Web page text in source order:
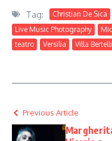
Tag: Christian De Sica
Live Music Photography
teatro
Versilia Villa Bertelli
Previous Article